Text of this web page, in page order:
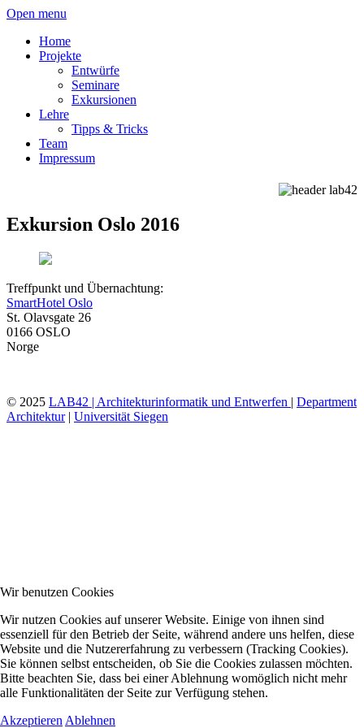
Open menu
Home
Projekte
Entwürfe
Seminare
Exkursionen
Lehre
Tipps & Tricks
Team
Impressum
Exkursion Oslo 2016
Treffpunkt und Übernachtung:
SmartHotel Oslo
St. Olavsgate 26
0166 OSLO
Norge
© 2025 LAB42 | Architekturinformatik und Entwerfen | Department
Architektur| Universität Siegen
Wir benutzen Cookies
Wir nutzen Cookies auf unserer Website. Einige von ihnen sind
essenziell für den Betrieb der Seite, während andere uns helfen, diese
Website und die Nutzererfahrung zu verbessern (Tracking Cookies).
Sie können selbst entscheiden, ob Sie die Cookies zulassen möchten.
Bitte beachten Sie, dass bei einer Ablehnung womöglich nicht mehr
alle Funktionalitäten der Seite zur Verfügung stehen.
Akzeptieren Ablehnen